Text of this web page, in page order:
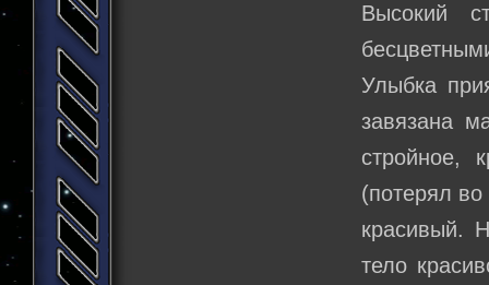
Высокий
Улыбка
завязана
стройное,
(потерял
красивый.
тело